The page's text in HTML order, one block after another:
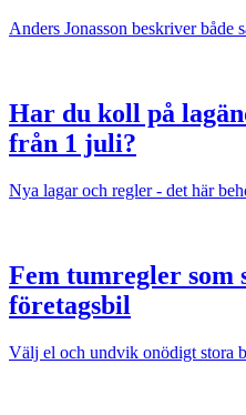
Anders Jonasson beskriver både
Har du koll på
från 1 juli?
Nya lagar och regler - det här
Fem tumregler
företagsbil
Välj el och undvik onödigt stora